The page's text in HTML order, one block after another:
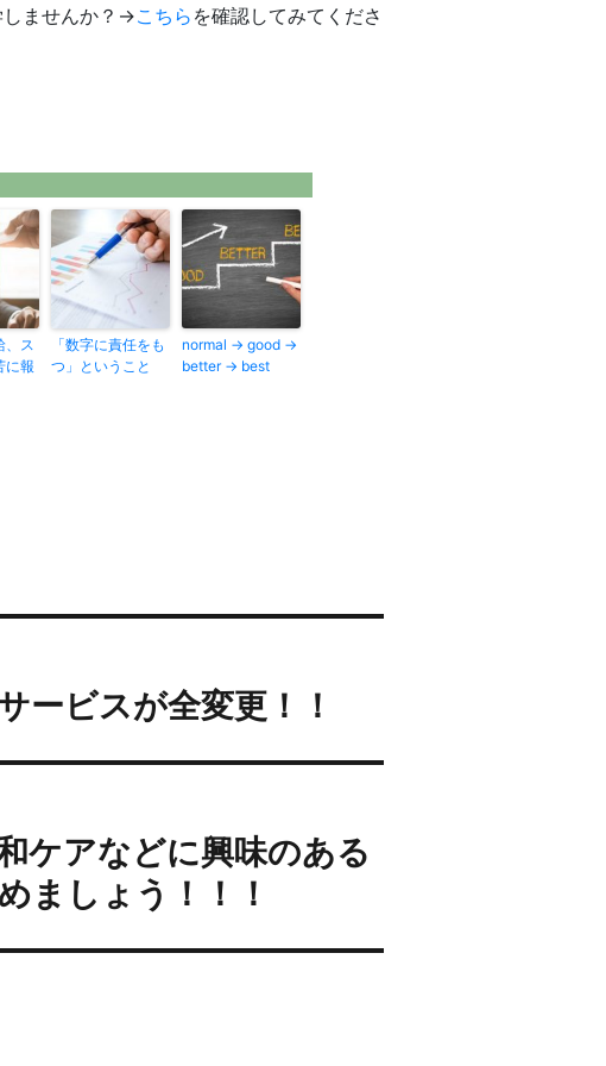
しませんか？→こちら を確認してみてくださ
、ス
に報
「数字に責任をも
つ」ということ
normal → good →
better → best
ービスが全変更！！
ケアなどに興味のある
ましょう！！！